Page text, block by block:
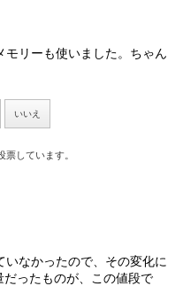
モリーも使いました。ちゃん
いいえ
しています。
いなかったので、その変化に
ったものが、この値段で